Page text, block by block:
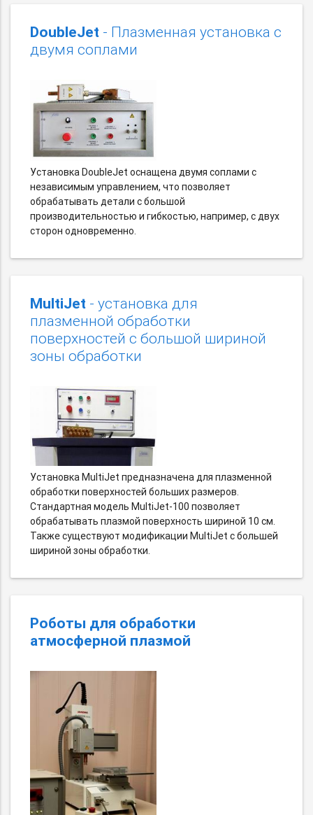
DoubleJet - Плазменная установка с
двумя соплами
Установка DoubleJet оснащена двумя соплами с
независимым управлением, что позволяет
обрабатывать детали с большой
производительностью и гибкостью, например, с двух
сторон одновременно.
MultiJet - установка для
плазменной обработки
поверхностей с большой шириной
зоны обработки
Установка MultiJet предназначена для плазменной
обработки поверхностей больших размеров.
Стандартная модель MultiJet-100 позволяет
обрабатывать плазмой поверхность шириной 10 см.
Также существуют модификации MultiJet с большей
шириной зоны обработки.
Роботы для обработки
атмосферной плазмой